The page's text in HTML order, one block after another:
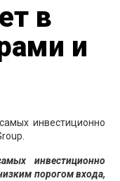
в
и
инвестиционно
инвестиционно
порогом входа,